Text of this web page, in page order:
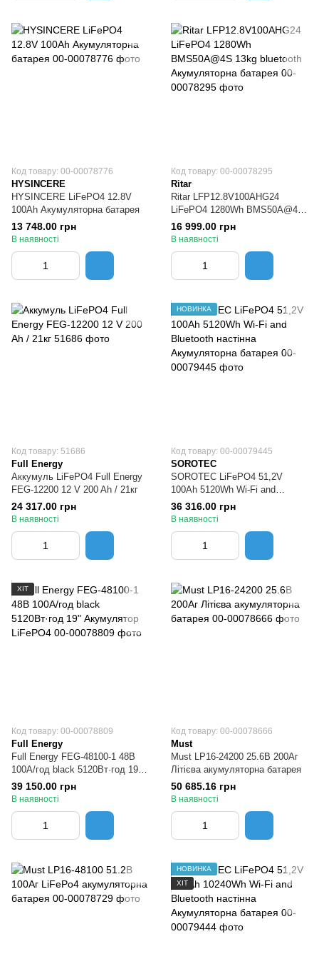
Код товару: 00-00078776
HYSINCERE
HYSINCERE LiFePO4 12.8V
100Ah Акумуляторна батарея
13 748.00 грн
В наявності
Код товару: 00-00078295
Ritar
Ritar LFP12.8V100AHG24
LiFePO4 1280Wh BMS50A@4S
13kg bluetooth Акумуляторна
батарея
16 999.00 грн
В наявності
Код товару: 51686
Full Energy
Аккумуль LiFePO4 Full Energy
FEG-12200 12 V 200 Ah / 21кг
24 317.00 грн
В наявності
НОВИНКА
Код товару: 00-00079445
SOROTEC
SOROTEC LiFePO4 51,2V
100Ah 5120Wh Wi-Fi and
Bluetooth настінна
Акумуляторна батарея
36 316.00 грн
В наявності
ХІТ
Код товару: 00-00078809
Full Energy
Full Energy FEG-48100-1 48В
100А/год black 5120Вт·год 19"
Акумулятор LiFePO4
39 150.00 грн
В наявності
Код товару: 00-00078666
Must
Must LP16-24200 25.6В 200Аг
Літієва акумуляторна батарея
50 685.16 грн
В наявності
НОВИНКА
ХІТ